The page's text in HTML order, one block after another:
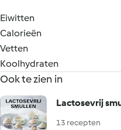
Eiwitten
Calorieën
Vetten
Koolhydraten
Ook te zien in
Lactosevrij
13 recepten